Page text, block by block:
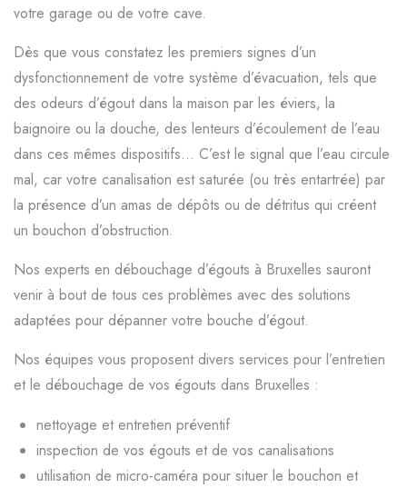
votre garage ou de votre cave.
Dès que vous constatez les premiers signes d’un
dysfonctionnement de votre système d’évacuation, tels que
des odeurs d’égout dans la maison par les éviers, la
baignoire ou la douche, des lenteurs d’écoulement de l’eau
dans ces mêmes dispositifs… C’est le signal que l’eau circule
mal, car votre canalisation est saturée (ou très entartrée) par
la présence d’un amas de dépôts ou de détritus qui créent
un bouchon d’obstruction.
Nos experts en débouchage d’égouts à Bruxelles sauront
venir à bout de tous ces problèmes avec des solutions
adaptées pour dépanner votre bouche d’égout.
Nos équipes vous proposent divers services pour l’entretien
et le débouchage de vos égouts dans Bruxelles :
nettoyage et entretien préventif
inspection de vos égouts et de vos canalisations
utilisation de micro-caméra pour situer le bouchon et